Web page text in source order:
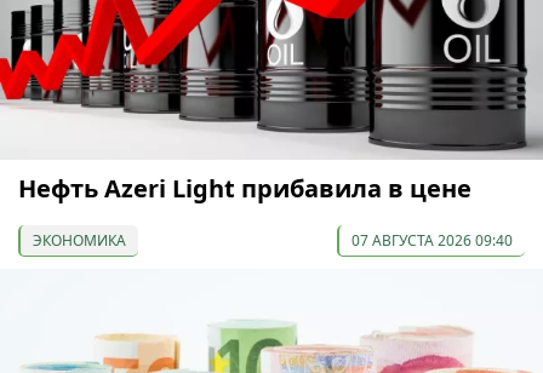
Нефть Azeri Light прибавила в цене
ЭКОНОМИКА 07 АВГУСТА 2026 09:40